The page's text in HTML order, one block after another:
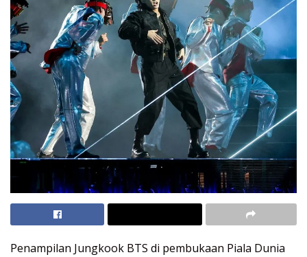
Penampilan Jungkook BTS di pembukaan Piala Dunia